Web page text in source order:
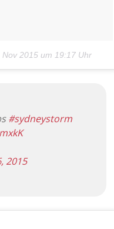
Nov 2015 um 19:17 Uhr
#sydneystorm
2015